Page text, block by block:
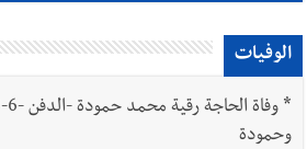
الوفيات
*
وحمودة